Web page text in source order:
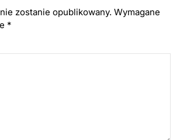
zostanie opublikowany. Wymagane
*